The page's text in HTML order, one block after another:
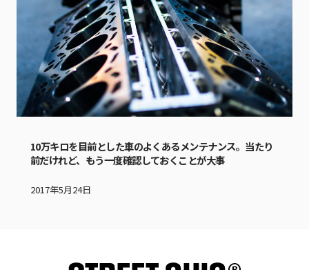
10万キロを目前とした車のよくあるメンテナンス。当たり
前だけれど、もう一度確認しておくことが大事
2017年5月24日